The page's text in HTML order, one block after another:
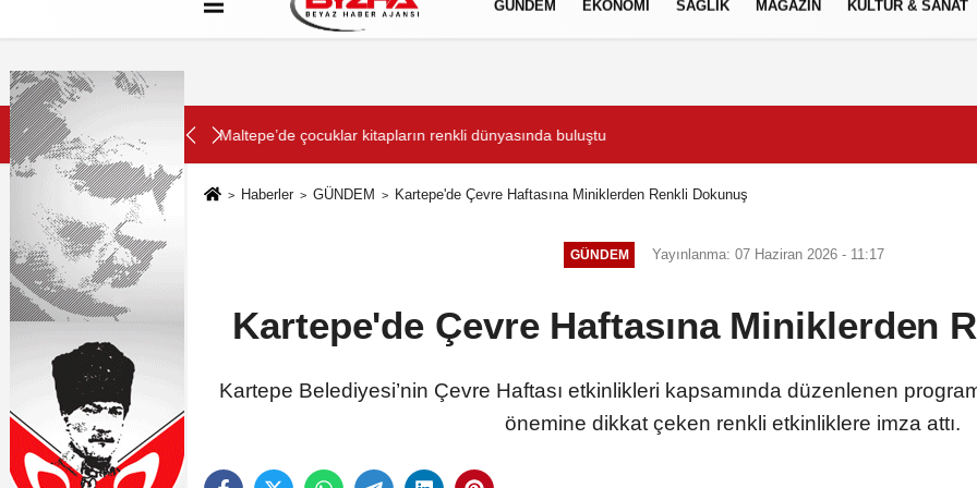
Hakkımızda Künye Çerez Politikası
GÜNDEM EKONOMİ SAĞLIK MAGAZİN KÜLTÜR & SANAT
SON DAKİKA:
buluştu VakıfBank’ın aktif büyüklüğü yıllık bazda yüzde 28 artışla 5,8 trilyon TL’yi aştı İzmit istikameti trafiğe
Haberler GÜNDEM Kartepe'de Çevre Haftasına Miniklerden Renkli Dokunuş
GÜNDEM Yayınlanma: 07 Haziran 2026 - 11:17
Kartepe'de Çevre Haftasına Miniklerden
Kartepe Belediyesi’nin Çevre Haftası etkinlikleri kapsamında düzenlenen
önemine dikkat çeken renkli etkinliklere imza attı.